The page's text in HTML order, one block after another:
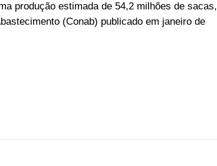
produção estimada de 54,2 milhões de sacas,
(Conab) publicado em janeiro de